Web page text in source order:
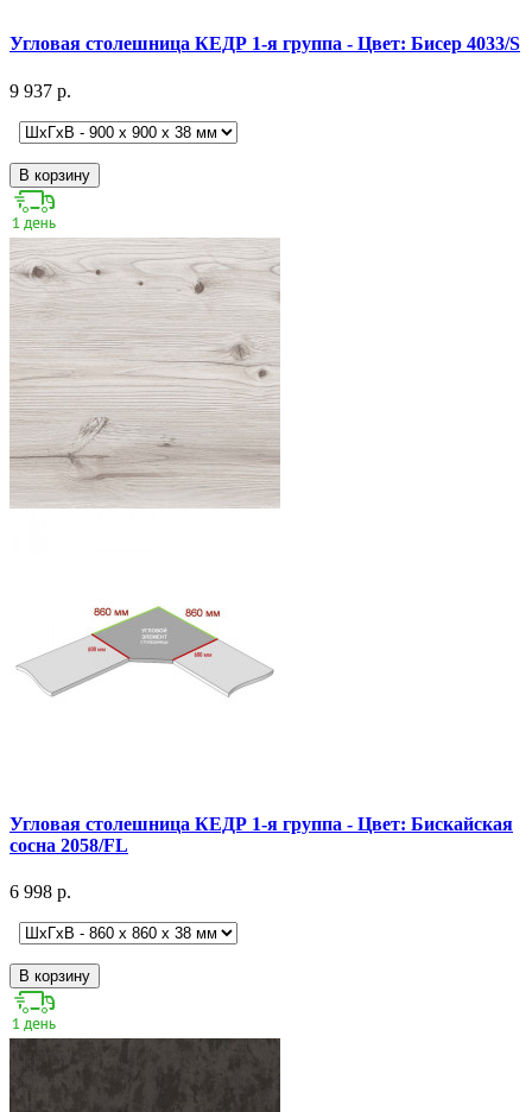
Угловая столешница КЕДР 1-я группа - Цвет: Бисер 4033/S
9 937 р.
В корзину
Угловая столешница КЕДР 1-я группа - Цвет: Бискайская
сосна 2058/FL
6 998 р.
В корзину